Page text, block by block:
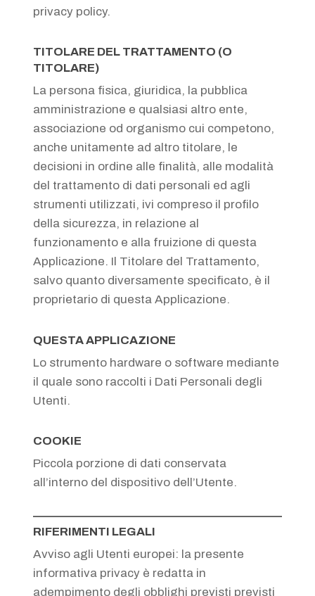
privacy policy.
TITOLARE DEL TRATTAMENTO (O
TITOLARE)
La persona fisica, giuridica, la pubblica
amministrazione e qualsiasi altro ente,
associazione od organismo cui competono,
anche unitamente ad altro titolare, le
decisioni in ordine alle finalità, alle modalità
del trattamento di dati personali ed agli
strumenti utilizzati, ivi compreso il profilo
della sicurezza, in relazione al
funzionamento e alla fruizione di questa
Applicazione. Il Titolare del Trattamento,
salvo quanto diversamente specificato, è il
proprietario di questa Applicazione.
QUESTA APPLICAZIONE
Lo strumento hardware o software mediante
il quale sono raccolti i Dati Personali degli
Utenti.
COOKIE
Piccola porzione di dati conservata
all’interno del dispositivo dell’Utente.
RIFERIMENTI LEGALI
Avviso agli Utenti europei: la presente
informativa privacy è redatta in
adempimento degli obblighi previsti previsti